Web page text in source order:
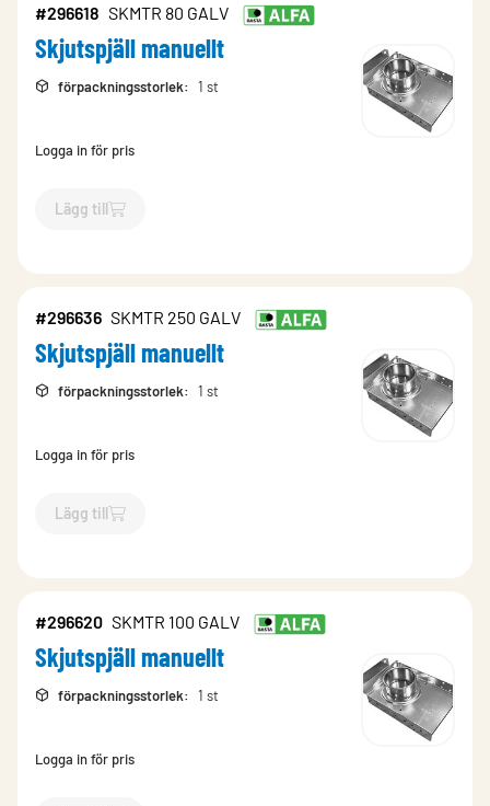
#296618 SKMTR 80 GALV
Skjutspjäll manuellt
förpackningsstorlek: 1 st
Logga in för pris
Lägg till
`$Lägg till
#296636 SKMTR 250 GALV
Skjutspjäll manuellt
förpackningsstorlek: 1 st
Logga in för pris
Lägg till
`$Lägg till
#296620 SKMTR 100 GALV
Skjutspjäll manuellt
förpackningsstorlek: 1 st
Logga in för pris